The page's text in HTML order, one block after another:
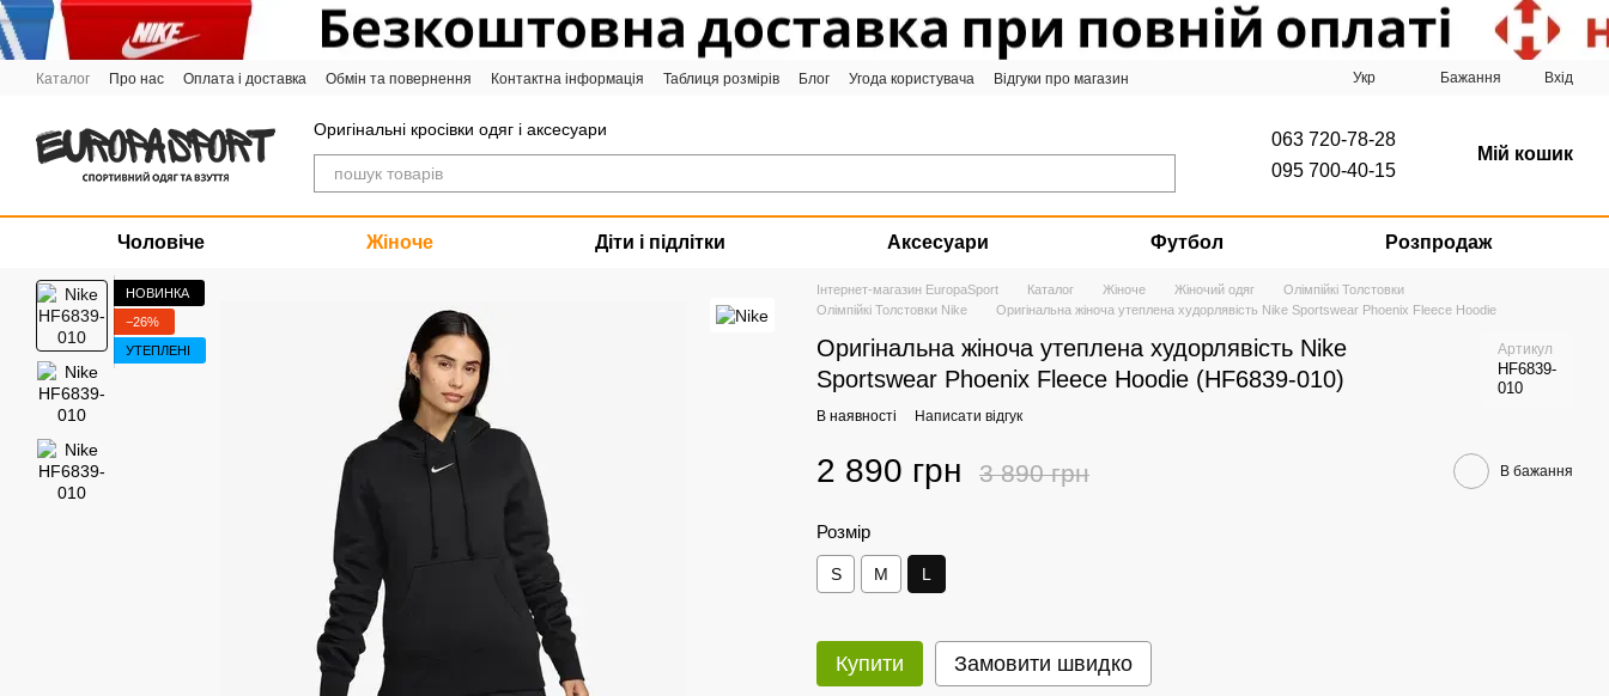
Перейти до основного контенту
Каталог Про нас Оплата і доставка Обмін та повернення Контактна інформація Таблиця розмірів Блог Угода користувача
Відгуки про магазин
Укр Бажання Вхід
Оригінальні кросівки одяг і аксесуари
063 720-78-28
095 700-40-15
Мій кошик
Чоловіче Жіноче Діти і підлітки Аксесуари Футбол Розпродаж
НОВИНКА
−26%
УТЕПЛЕНІ
Інтернет-магазин EuropaSport Каталог Жіноче Жіночий одяг
Олімпійкі Толстовки
Олімпійкі Толстовки Nike
Оригінальна жіноча утеплена худорлявість Nike Sportswear Phoenix Fleece Hoodie
Оригінальна жіноча утеплена худорлявість Nike
Sportswear Phoenix Fleece Hoodie (HF6839-010)
Артикул
HF6839-
010
В наявності Написати відгук
2 890 грн 3 890 грн В бажання
Розмір
S M L
Купити Замовити швидко